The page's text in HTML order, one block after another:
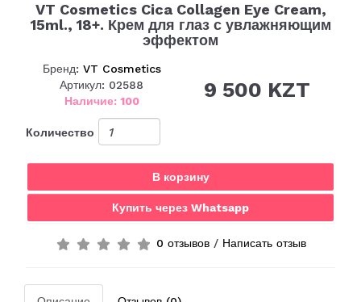
VT Cosmetics Cica Collagen Eye Cream,
15ml., 18+. Крем для глаз с увлажняющим
эффектом
Бренд: VT Cosmetics
Артикул: 02588
Наличие: 100
9 500 KZT
Количество
В корзину
Купить через Whatsapp
0 отзывов/ Написать отзыв